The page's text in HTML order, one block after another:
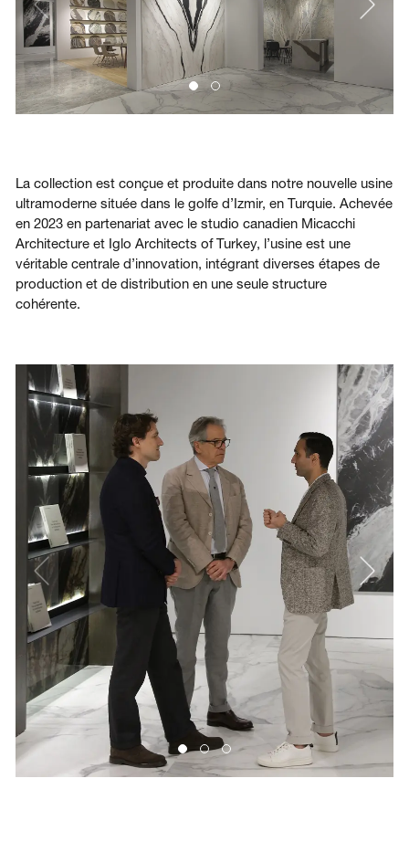
La collection est conçue et produite dans notre nouvelle usine
ultramoderne située dans le golfe d’Izmir, en Turquie. Achevée
en 2023 en partenariat avec le studio canadien Micacchi
Architecture et Iglo Architects of Turkey, l’usine est une
véritable centrale d’innovation, intégrant diverses étapes de
production et de distribution en une seule structure
cohérente.